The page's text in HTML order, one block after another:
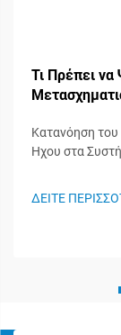
Τι Πρέπει να
Κατανόηση
Ήχου στα
ακεραιότητας
ΔΕΙΤΕ